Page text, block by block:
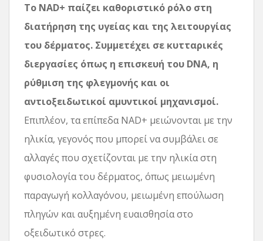
Το NAD+ παίζει καθοριστικό ρόλο στη
διατήρηση της υγείας και της λειτουργίας
του δέρματος. Συμμετέχει σε κυτταρικές
διεργασίες όπως η επισκευή του DNA, η
ρύθμιση της φλεγμονής και οι
αντιοξειδωτικοί αμυντικοί μηχανισμοί.
Επιπλέον, τα επίπεδα NAD+ μειώνονται με την
ηλικία, γεγονός που μπορεί να συμβάλει σε
αλλαγές που σχετίζονται με την ηλικία στη
φυσιολογία του δέρματος, όπως μειωμένη
παραγωγή κολλαγόνου, μειωμένη επούλωση
πληγών και αυξημένη ευαισθησία στο
οξειδωτικό στρες.